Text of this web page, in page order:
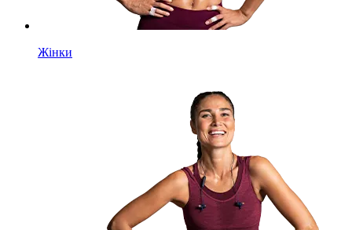
Жінки